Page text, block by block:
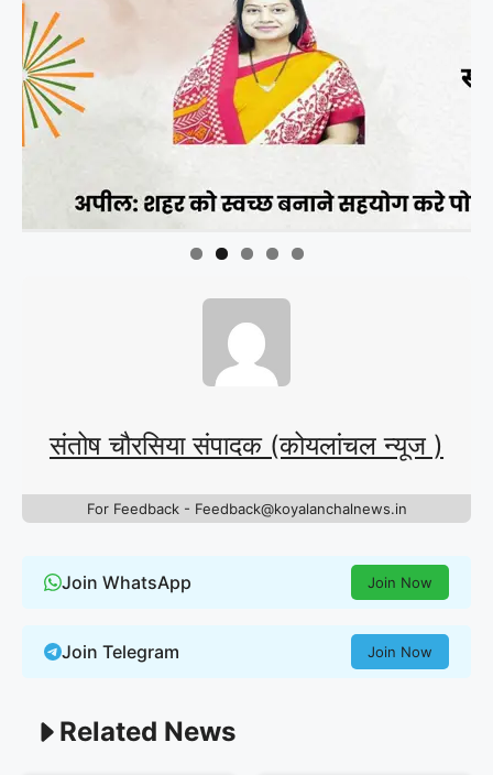
संतोष चौरसिया संपादक (कोयलांचल न्यूज )
For Feedback - Feedback@koyalanchalnews.in
Join WhatsApp Join Now
Join Telegram Join Now
Related News